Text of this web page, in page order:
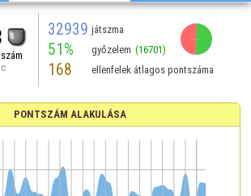
32939 játszma
51% győzelem (16701)
168 ellenfelek átlagos pontszáma
PONTSZÁM ALAKULÁSA